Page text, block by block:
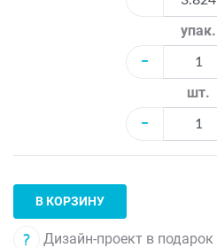
упак.
−
шт.
−
В КОРЗИНУ
Дизайн-проект в подарок